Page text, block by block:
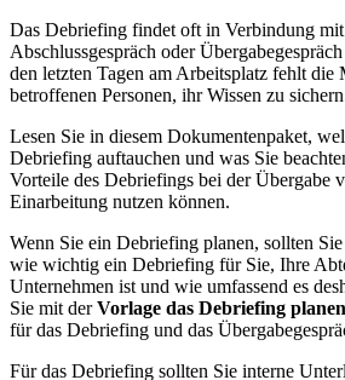
Das Debriefing findet oft in Verbindung
Abschlussgespräch oder
den letzten Tagen am Arbeitsplatz fehlt die
betroffenen Personen, ihr Wissen zu
Lesen Sie in diesem Dokumentenpaket,
Debriefing auftauchen und was Sie
Vorteile des Debriefings bei der Übergabe
Einarbeitung nutzen können.
Wenn Sie ein Debriefing planen, sollten Sie
wie wichtig ein Debriefing für Sie, Ihre
Unternehmen ist und wie umfassend es
Sie mit derVorlage das Debriefing planen
für das Debriefing und das
Für das Debriefing sollten Sie interne